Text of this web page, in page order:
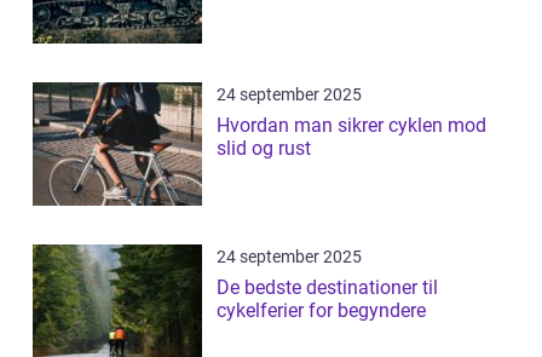
24 september 2025
Hvordan man sikrer cyklen mod
slid og rust
24 september 2025
De bedste destinationer til
cykelferier for begyndere